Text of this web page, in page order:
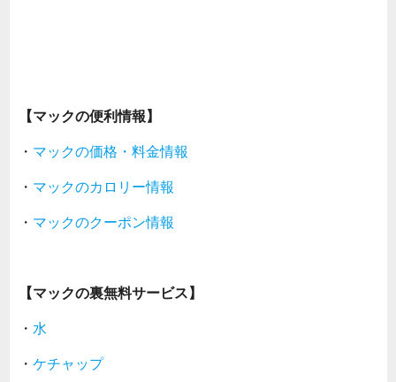
【マックの便利情報】
・ マックの価格・料金情報
・ マックのカロリー情報
・ マックのクーポン情報
【マックの裏無料サービス】
・ 水
・ ケチャップ